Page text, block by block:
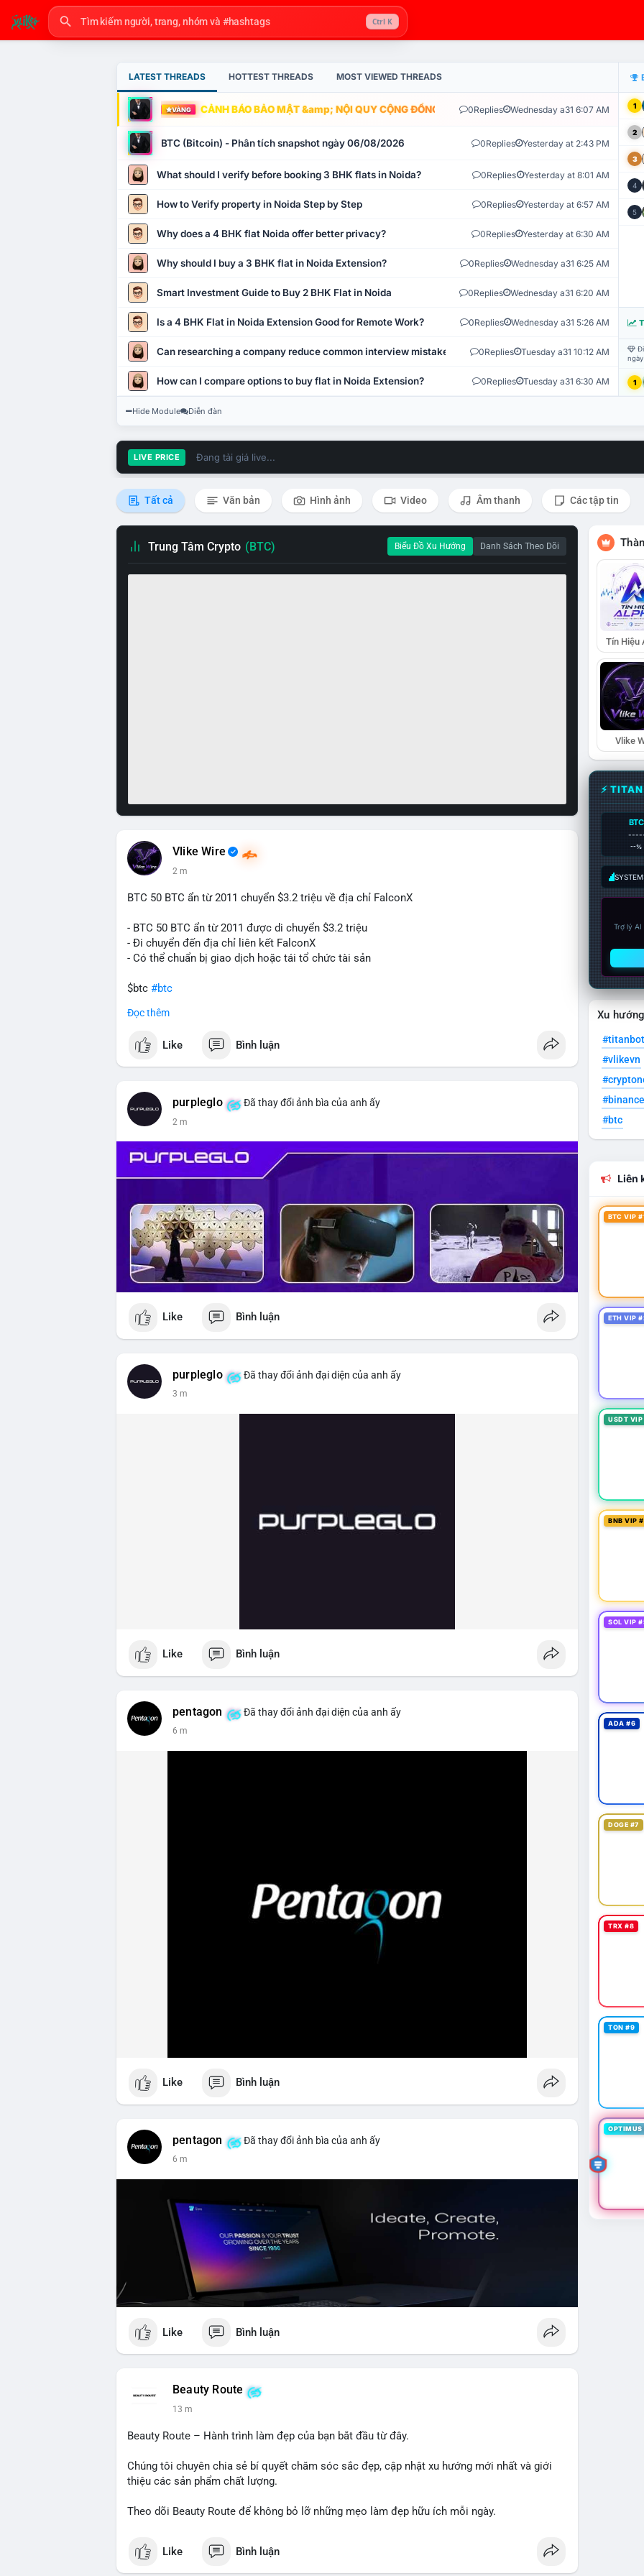
Ctrl K
LATEST THREADS HOTTEST THREADS MOST VIEWED THREADS
VÀNG CẢNH BÁO BẢO MẬT &amp; NỘI QUY CỘNG ĐỒNG VLIKE.VN: HỆ THỐNG GIÁM SÁT TỰ
0Replies Wednesday a31 6:07 AM
BTC (Bitcoin) - Phân tích snapshot ngày 06/08/2026 0Replies Yesterday at 2:43 PM
What should I verify before booking 3 BHK flats in Noida? 0Replies Yesterday at 8:01 AM
How to Verify property in Noida Step by Step 0Replies Yesterday at 6:57 AM
Why does a 4 BHK flat Noida offer better privacy? 0Replies Yesterday at 6:30 AM
Why should I buy a 3 BHK flat in Noida Extension? 0Replies Wednesday a31 6:25 AM
Smart Investment Guide to Buy 2 BHK Flat in Noida 0Replies Wednesday a31 6:20 AM
Is a 4 BHK Flat in Noida Extension Good for Remote Work? 0Replies Wednesday a31 5:26 AM
Can researching a company reduce common interview mistakes? 0Replies Tuesday a31 10:12 AM
How can I compare options to buy flat in Noida Extension? 0Replies Tuesday a31 6:30 AM
1
2
3
4
5
1
Hide Module Diễn đàn
LIVE PRICE Đang tải giá live...
Tất cả Văn bản Hình ảnh Video Âm thanh Các tập tin
Trung Tâm Crypto (BTC) Biểu Đồ Xu Hướng Danh Sách Theo Dõi
Vlike Wire
2 m
BTC 50 BTC ẩn từ 2011 chuyển $3.2 triệu về địa chỉ FalconX
- BTC 50 BTC ẩn từ 2011 được di chuyển $3.2 triệu
- Đi chuyển đến địa chỉ liên kết FalconX
- Có thể chuẩn bị giao dịch hoặc tái tổ chức tài sản
$btc #btc
#vlikevn
📰 Nguồn: CoinDesk
Đọc thêm
Like Bình luận
purpleglo Đã thay đổi ảnh bìa của anh ấy
2 m
Like Bình luận
purpleglo Đã thay đổi ảnh đại diện của anh ấy
3 m
Like Bình luận
pentagon Đã thay đổi ảnh đại diện của anh ấy
6 m
Like Bình luận
pentagon Đã thay đổi ảnh bìa của anh ấy
6 m
Like Bình luận
Beauty Route
13 m
Beauty Route – Hành trình làm đẹp của bạn bắt đầu từ đây.
Chúng tôi chuyên chia sẻ bí quyết chăm sóc sắc đẹp, cập nhật xu hướng mới nhất và giới
thiệu các sản phẩm chất lượng.
Theo dõi Beauty Route để không bỏ lỡ những mẹo làm đẹp hữu ích mỗi ngày.
Like Bình luận
Tín Hiệu
Vlike
⚡
BTC
--%
Trợ lý
Xu
#titanbot
#vlikevn
#btc
Liên
BTC VIP
ETH VIP
USDT
BNB VIP
SOL VIP
ADA #6
DOGE #7
TRX #8
TON #9
OPTIMUS